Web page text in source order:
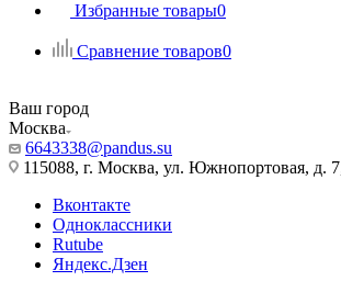
Избранные товары0
Сравнение товаров0
Ваш город
Москва
6643338@pandus.su
115088, г. Москва, ул. Южнопортовая, д.
Вконтакте
Одноклассники
Rutube
Яндекс.Дзен